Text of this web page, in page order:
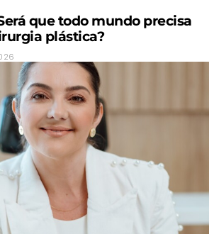
que todo mundo precisa
plástica?